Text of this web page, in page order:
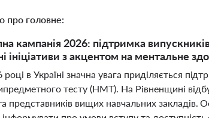
про головне:
кампанія 2026: підтримка
ініціативи з акцентом на ментальне
в Україні значна увага приділяється
тесту (НМТ). На Рівненщині
представників вищих навчальних закладів.